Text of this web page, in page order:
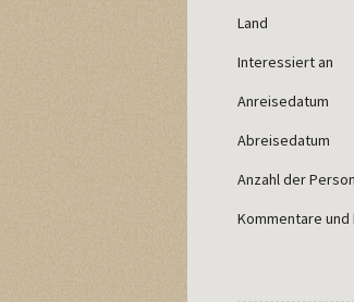
Land
Interessiert an
Anreisedatum
Abreisedatum
Anzahl der
Kommentare und